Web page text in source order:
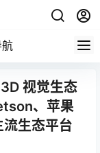
视觉生态
、苹果
生态平台